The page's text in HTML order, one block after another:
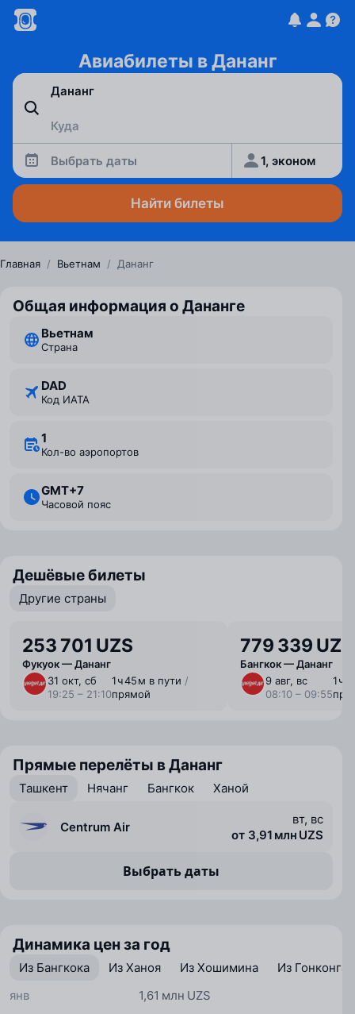
Авиабилеты в Дананг
Выбрать даты 1, эконом
Найти билеты
Главная / Вьетнам / Дананг
Общая информация о Дананге
Вьетнам
Страна
DAD
Код ИАТА
1
Кол-во аэропортов
GMT+7
Часовой пояс
Дешёвые билеты
Другие страны
253 701 UZS
Фукуок — Дананг
31 окт, сб
19:25 – 21:10
1 ⁠ч 45 ⁠м в пути /
прямой
779 339 UZS
Бангкок — Дананг
9 авг, вс
08:10 – 09:55
1 ⁠ч
Прямые перелёты в Дананг
Ташкент Нячанг Бангкок Ханой
Centrum Air
вт, вс
от 3,91 млн UZS
Выбрать даты
Динамика цен за год
Из Бангкока Из Ханоя Из Хошимина
Из Гонконга
1,61 млн UZS
янв